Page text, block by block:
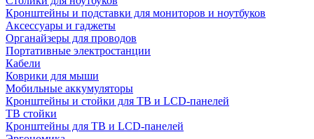
Кронштейны и подставки для мониторов и ноутбуков
Аксессуары и гаджеты
Органайзеры для проводов
Портативные электростанции
Кабели
Коврики для мыши
Мобильные аккумуляторы
Кронштейны и стойки для ТВ и LCD-панелей
ТВ стойки
Кронштейны для ТВ и LCD-панелей